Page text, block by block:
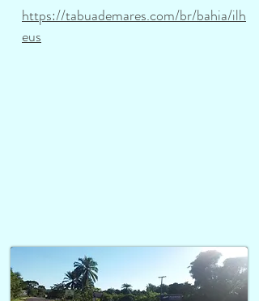
https://tabuademares.com/br/bahia/ilh
eus